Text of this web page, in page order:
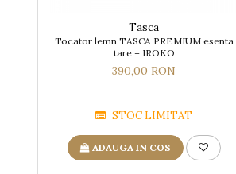
Tasca
Tocator lemn TASCA PREMIUM esenta
tare – IROKO
390,00 RON
STOC LIMITAT
ADAUGA IN COS